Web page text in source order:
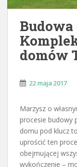
domów
22 maja 2017
Marzysz o
procesie budowy
domu pod klucz
uprościć ten
obejmującej
wykończenie –